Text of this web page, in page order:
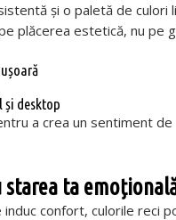
și o paletă de
plăcerea estetică, nu pe
și desktop
a crea un sentiment
ta
induc confort, culorile reci